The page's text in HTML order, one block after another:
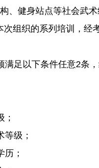
、健身站点等社会武
次组织的系列培训，经
足以下条件任意2条
级；
；